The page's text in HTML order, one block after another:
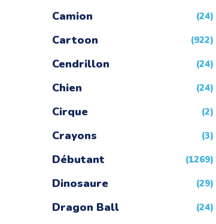
Camion (24)
Cartoon (922)
Cendrillon (24)
Chien (24)
Cirque (2)
Crayons (3)
Débutant (1269)
Dinosaure (29)
Dragon Ball (24)